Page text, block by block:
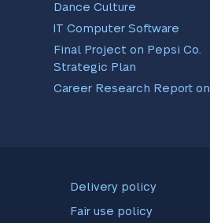
Dance Culture
IT Computer Software
Final Project on Pepsi Co.
Strategic Plan
Career Research Report on
Professional Development
Delivery policy
Fair use policy